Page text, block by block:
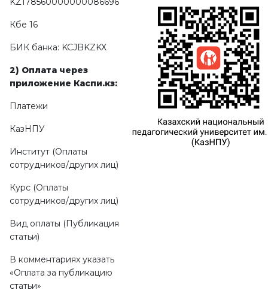
Кбе 16
БИК банка: KCJBKZKX
2) Оплата через
приложение Каспи.кз:
Платежи
КазНПУ
Институт (Оплаты
сотрудников/других лиц)
Курс (Оплаты
сотрудников/других лиц)
Вид оплаты (Публикация
статьи)
В комментариях указать
«Оплата за публикацию
статьи»